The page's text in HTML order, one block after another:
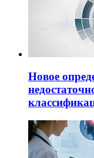
Новое